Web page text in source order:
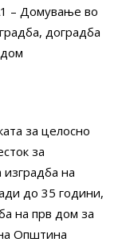
– Домување во
доградба
за целосно
за
на
до 35 години,
на прв дом за
Општина